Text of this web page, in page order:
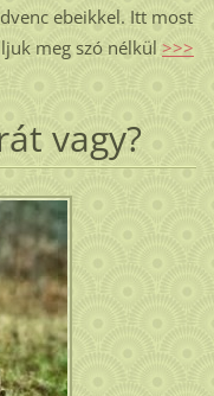
ebeikkel. Itt most
meg szó nélkül >>>
vagy?